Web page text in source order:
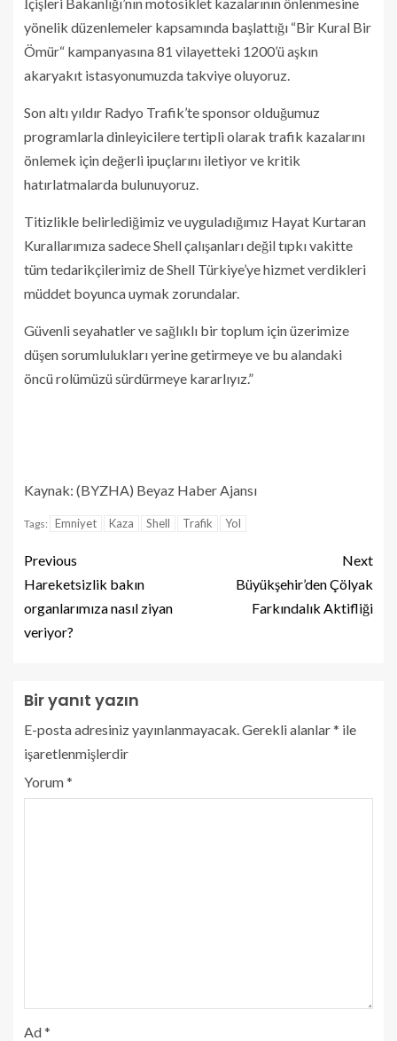
yönelik düzenlemeler kapsamında başlattığı “Bir Kural Bir
Ömür“ kampanyasına 81 vilayetteki 1200’ü aşkın
akaryakıt istasyonumuzda takviye oluyoruz.
Son altı yıldır Radyo Trafik’te sponsor olduğumuz
programlarla dinleyicilere tertipli olarak trafik kazalarını
önlemek için değerli ipuçlarını iletiyor ve kritik
hatırlatmalarda bulunuyoruz.
Titizlikle belirlediğimiz ve uyguladığımız Hayat Kurtaran
Kurallarımıza sadece Shell çalışanları değil tıpkı vakitte
tüm tedarikçilerimiz de Shell Türkiye’ye hizmet verdikleri
müddet boyunca uymak zorundalar.
Güvenli seyahatler ve sağlıklı bir toplum için üzerimize
düşen sorumlulukları yerine getirmeye ve bu alandaki
öncü rolümüzü sürdürmeye kararlıyız.”
Kaynak: (BYZHA) Beyaz Haber Ajansı
Tags: Emniyet Kaza Shell Trafik Yol
Previous
Hareketsizlik bakın
organlarımıza nasıl ziyan
veriyor?
Next
Büyükşehir’den Çölyak
Farkındalık Aktifliği
Bir yanıt yazın
E-posta adresiniz yayınlanmayacak. Gerekli alanlar* ile
işaretlenmişlerdir
Yorum*
Ad*